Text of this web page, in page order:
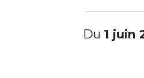
Du 1 juin